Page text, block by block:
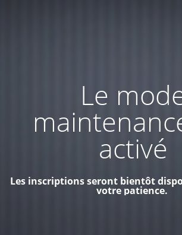
Le
activé
Les inscriptions seront bientôt
votre patience.